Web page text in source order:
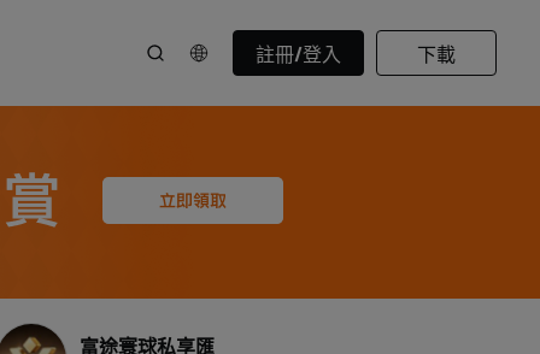
註冊/登入 下載
富途寰球私享匯